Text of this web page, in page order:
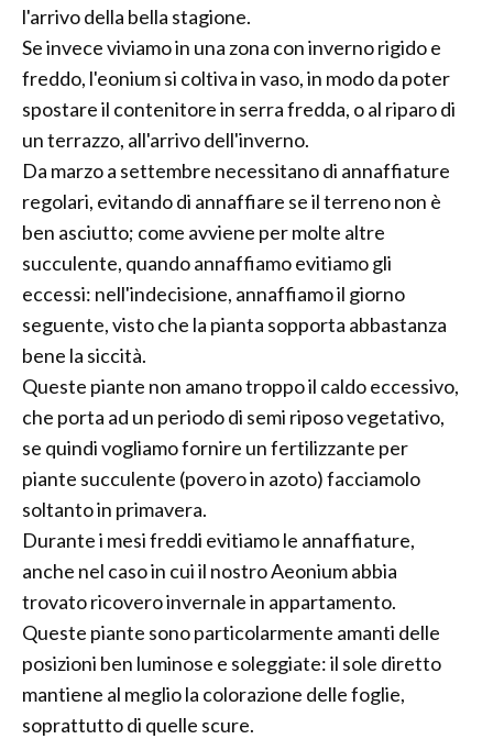
l'arrivo della bella stagione.
Se invece viviamo in una zona con inverno rigido e
freddo, l'eonium si coltiva in vaso, in modo da poter
spostare il contenitore in serra fredda, o al riparo di
un terrazzo, all'arrivo dell'inverno.
Da marzo a settembre necessitano di annaffiature
regolari, evitando di annaffiare se il terreno non è
ben asciutto; come avviene per molte altre
succulente, quando annaffiamo evitiamo gli
eccessi: nell'indecisione, annaffiamo il giorno
seguente, visto che la pianta sopporta abbastanza
bene la siccità.
Queste piante non amano troppo il caldo eccessivo,
che porta ad un periodo di semi riposo vegetativo,
se quindi vogliamo fornire un fertilizzante per
piante succulente (povero in azoto) facciamolo
soltanto in primavera.
Durante i mesi freddi evitiamo le annaffiature,
anche nel caso in cui il nostro Aeonium abbia
trovato ricovero invernale in appartamento.
Queste piante sono particolarmente amanti delle
posizioni ben luminose e soleggiate: il sole diretto
mantiene al meglio la colorazione delle foglie,
soprattutto di quelle scure.